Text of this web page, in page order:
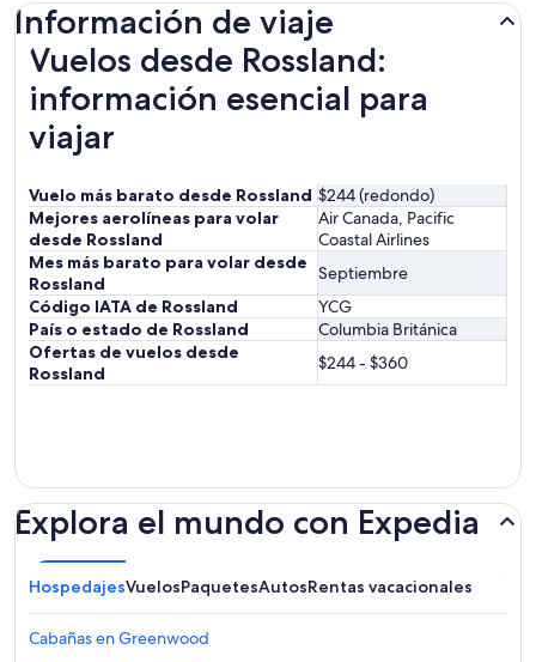
Información de viaje
Vuelos desde Rossland:
información esencial para
viajar
Vuelo más barato desde Rossland $244 (redondo)
Mejores aerolíneas para volar
desde Rossland
Air Canada, Pacific
Coastal Airlines
Mes más barato para volar desde
Rossland
Septiembre
Código IATA de Rossland
YCG
País o estado de Rossland
Columbia Británica
Ofertas de vuelos desde
Rossland
$244 - $360
Explora el mundo con Expedia
HospedajesVuelosPaquetesAutosRentas vacacionales
Cabañas en Greenwood